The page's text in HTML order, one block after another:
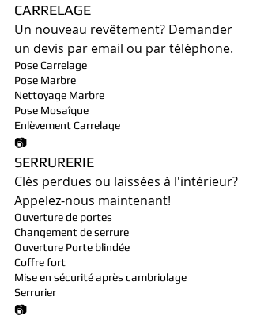
CARRELAGE
Un nouveau revêtement? Demander
un devis par email ou par téléphone.
Pose Carrelage
Pose Marbre
Nettoyage Marbre
Pose Mosaîque
Enlèvement Carrelage
📷
SERRURERIE
Clés perdues ou laissées à l'intérieur?
Appelez-nous maintenant!
Ouverture de portes
Changement de serrure
Ouverture Porte blindée
Coffre fort
Mise en sécurité après cambriolage
Serrurier
📷